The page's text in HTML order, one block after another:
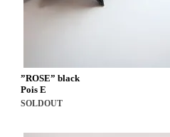
”ROSE” black
Pois E
SOLDOUT